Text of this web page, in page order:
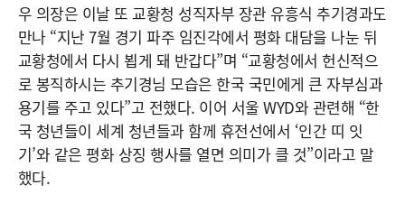
우 의장은 이날 또 교황청 성직자부 장관 유흥식 추기경과도
만나 “지난 7월 경기 파주 임진각에서 평화 대담을 나눈 뒤
교황청에서 다시 뵙게 돼 반갑다”며 “교황청에서 헌신적으
로 봉직하시는 추기경님 모습은 한국 국민에게 큰 자부심과
용기를 주고 있다”고 전했다. 이어 서울 WYD와 관련해 “한
국 청년들이 세계 청년들과 함께 휴전선에서 ‘인간 띠 잇
기’와 같은 평화 상징 행사를 열면 의미가 클 것”이라고 말
했다.